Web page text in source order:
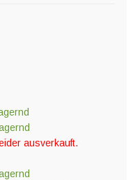
ausverkauft.